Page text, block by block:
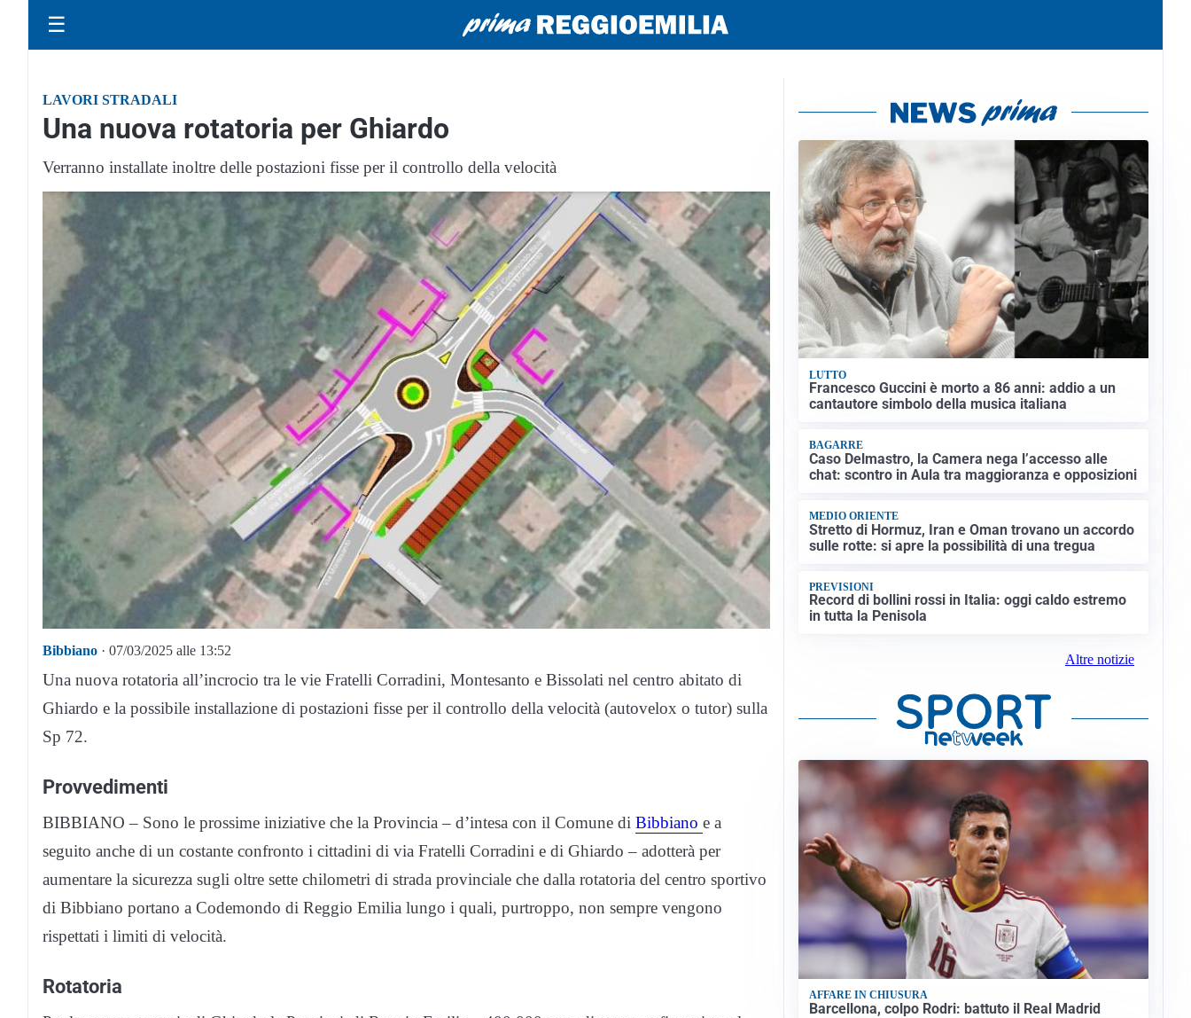
☰
LAVORI STRADALI
Una nuova rotatoria per Ghiardo
Verranno installate inoltre delle postazioni fisse per il controllo della velocità
Bibbiano · 07/03/2025 alle 13:52
Una nuova rotatoria all’incrocio tra le vie Fratelli Corradini, Montesanto e Bissolati nel centro abitato di
Ghiardo e la possibile installazione di postazioni fisse per il controllo della velocità (autovelox o tutor) sulla
Sp 72.
Provvedimenti
BIBBIANO – Sono le prossime iniziative che la Provincia – d’intesa con il Comune di Bibbiano e a
seguito anche di un costante confronto i cittadini di via Fratelli Corradini e di Ghiardo – adotterà per
aumentare la sicurezza sugli oltre sette chilometri di strada provinciale che dalla rotatoria del centro sportivo
di Bibbiano portano a Codemondo di Reggio Emilia lungo i quali, purtroppo, non sempre vengono
rispettati i limiti di velocità.
Rotatoria
LUTTO
Francesco Guccini è morto a 86 anni: addio a un
cantautore simbolo della musica italiana
BAGARRE
Caso Delmastro, la Camera nega l’accesso alle
chat: scontro in Aula tra maggioranza e opposizioni
MEDIO ORIENTE
Stretto di Hormuz, Iran e Oman trovano un accordo
sulle rotte: si apre la possibilità di una tregua
PREVISIONI
Record di bollini rossi in Italia: oggi caldo estremo
in tutta la Penisola
Altre notizie
AFFARE IN CHIUSURA
Barcellona, colpo Rodri: battuto il Real Madrid